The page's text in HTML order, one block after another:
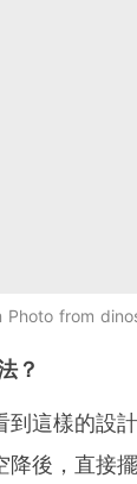
Photo from
？
到這樣的設
降後，直接